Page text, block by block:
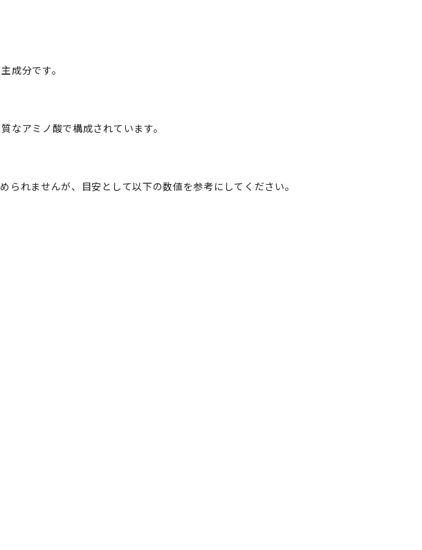
成分です。
アミノ酸で構成されています。
れませんが、目安として以下の数値を参考にしてください。